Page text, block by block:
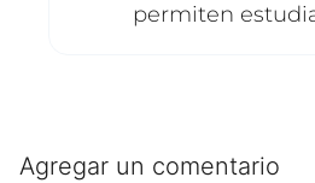
permiten
Agregar un comentario